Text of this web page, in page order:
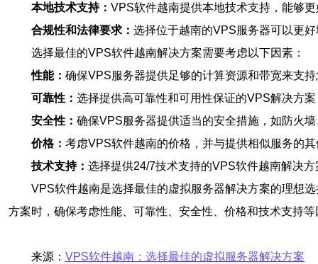
本地技术支持： VPS软件越南提供本地技术支持，能够
合规性和法律要求： 选择位于越南的VPS服务器可以更
选择最佳的VPS软件越南解决方案需要考虑以下因素：
性能： 确保VPS服务器提供足够的计算资源和带宽来支
可靠性： 选择提供高可靠性和可用性保证的VPS解决方
安全性： 确保VPS服务器提供适当的安全措施，如防火
价格： 考虑VPS软件越南的价格，并与提供相似服务的
技术支持： 选择提供24/7技术支持的VPS软件越南解决
VPS软件越南是选择最佳的虚拟服务器解决方案的理想
方案时，确保考虑性能、可靠性、安全性、价格和技术支持
来源： VPS软件越南：选择最佳的虚拟服务器解决方案